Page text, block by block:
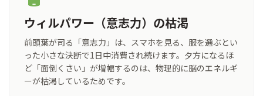
ウィルパワー（意志力）の枯渇
前頭葉が司る「意志力 」は、スマホを見る、 服を選ぶとい
った小さな決断で1日中消費され続けます。 夕方になるほ
ど「面倒 くさい」が増幅するのは、 物理的に脳のエネルギ
ーが枯渇 しているためです。